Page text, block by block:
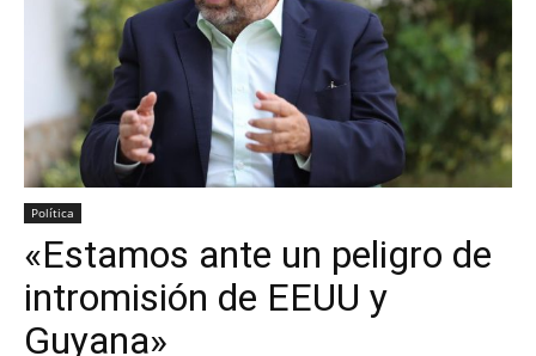
Política
«Estamos ante un peligro de
intromisión de EEUU y
Guyana»